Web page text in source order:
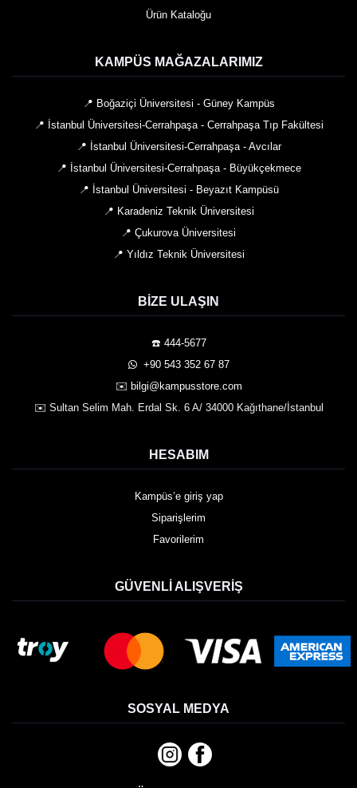
Ürün Kataloğu
KAMPÜS MAĞAZALARIMIZ
📍 Boğaziçi Üniversitesi - Güney Kampüs
📍 İstanbul Üniversitesi-Cerrahpaşa - Cerrahpaşa Tıp Fakültesi
📍 İstanbul Üniversitesi-Cerrahpaşa - Avcılar
📍 İstanbul Üniversitesi-Cerrahpaşa - Büyükçekmece
📍 İstanbul Üniversitesi - Beyazıt Kampüsü
📍 Karadeniz Teknik Üniversitesi
📍 Çukurova Üniversitesi
📍 Yıldız Teknik Üniversitesi
BIZE ULAŞIN
☎️ 444-5677
️ +90 543 352 67 87
✉️ bilgi@kampusstore.com
✉️ Sultan Selim Mah. Erdal Sk. 6 A/ 34000 Kağıthane/İstanbul
HESABIM
Kampüs’e giriş yap
Siparişlerim
Favorilerim
GÜVENLI ALIŞVERIŞ
SOSYAL MEDYA